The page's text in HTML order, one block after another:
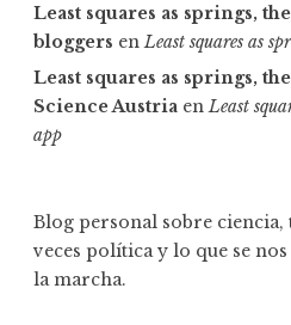
Least squares as springs,
bloggers enLeast squares as
Least squares as springs,
Science Austria enLeast
app
Blog personal sobre ciencia,
veces política y lo que se
la marcha.